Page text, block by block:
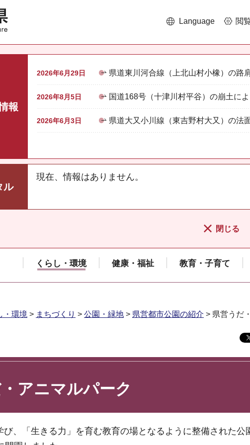
Language 閲
報
2026年6月29日 県道東川河合線（上北山村小橡）の路
2026年8月5日 国道168号（十津川村平谷）の崩土に
2026年6月3日 県道大又小川線（東吉野村大又）の法
ル
現在、情報はありません。
閉じる
くらし・環境 健康・福祉 教育・子育て
・環境 > まちづくり > 公園・緑地 > 県営都市公園の紹介 > 県営うだ
アニマルパーク
び、「生きる力」を育む教育の場となるように整備された